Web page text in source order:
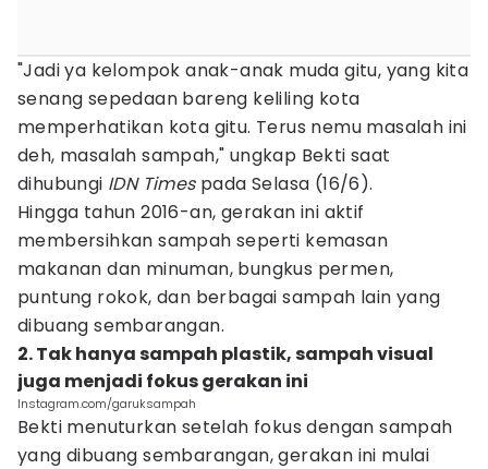
"Jadi ya kelompok anak-anak muda gitu, yang kita
senang sepedaan bareng keliling kota
memperhatikan kota gitu. Terus nemu masalah ini
deh, masalah sampah," ungkap Bekti saat
dihubungi IDN Times pada Selasa (16/6).
Hingga tahun 2016-an, gerakan ini aktif
membersihkan sampah seperti kemasan
makanan dan minuman, bungkus permen,
puntung rokok, dan berbagai sampah lain yang
dibuang sembarangan.
2. Tak hanya sampah plastik, sampah visual
juga menjadi fokus gerakan ini
Instagram.com/garuksampah
Bekti menuturkan setelah fokus dengan sampah
yang dibuang sembarangan, gerakan ini mulai